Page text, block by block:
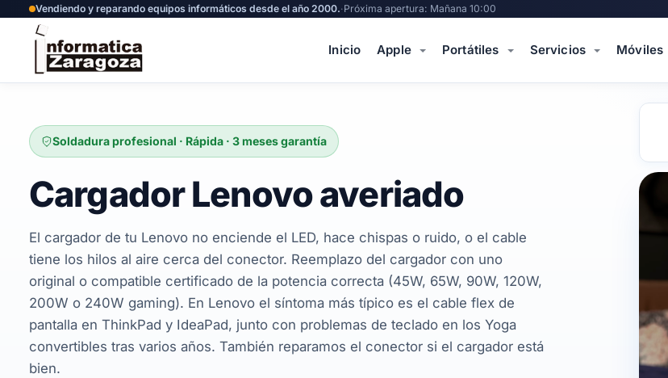
Vendiendo y reparando equipos informáticos desde el año 2000.·Próxima apertura: Mañana 10:00
Inicio Apple Portátiles Servicios Móviles
Soldadura profesional · Rápida · 3 meses garantía
Cargador Lenovo averiado
El cargador de tu Lenovo no enciende el LED, hace chispas o ruido, o el cable
tiene los hilos al aire cerca del conector. Reemplazo del cargador con uno
original o compatible certificado de la potencia correcta (45W, 65W, 90W, 120W,
200W o 240W gaming). En Lenovo el síntoma más típico es el cable flex de
pantalla en ThinkPad y IdeaPad, junto con problemas de teclado en los Yoga
convertibles tras varios años. También reparamos el conector si el cargador está
bien.